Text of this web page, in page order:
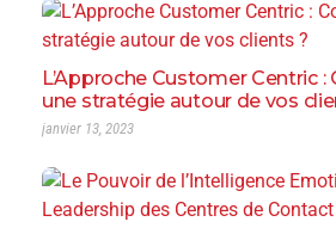
L’Approche Customer Centric
une stratégie autour de vos
janvier 13, 2023